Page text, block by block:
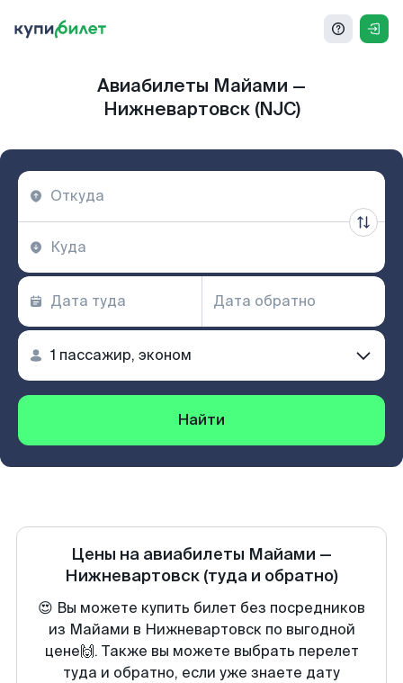
Авиабилеты Майами —
Нижневартовск (NJC)
Найти
Цены на авиабилеты Майами —
Нижневартовск (туда и обратно)
😍 Вы можете купить билет без посредников
из Майами в Нижневартовск по выгодной
цене🙌. Также вы можете выбрать перелет
туда и обратно, если уже знаете дату